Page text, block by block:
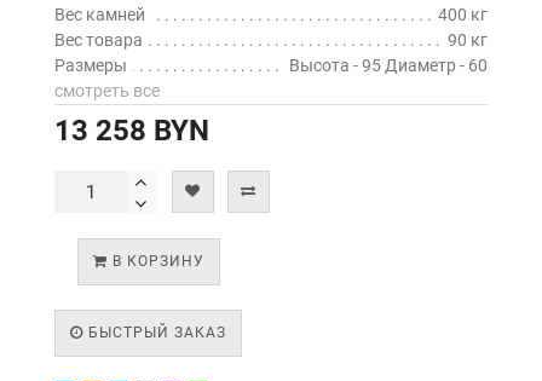
Вес камней
400 кг
Вес товара
90 кг
Размеры
Высота - 95 Диаметр - 60
смотреть все
13 258 BYN
В КОРЗИНУ
БЫСТРЫЙ ЗАКАЗ